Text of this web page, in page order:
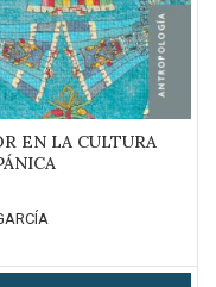
EN LA CULTURA